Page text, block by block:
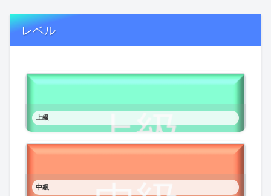
レベル
上級
中級